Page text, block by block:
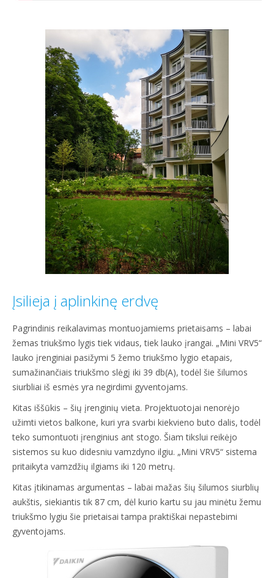
Įsilieja į aplinkinę erdvę
Pagrindinis reikalavimas montuojamiems prietaisams – labai
žemas triukšmo lygis tiek vidaus, tiek lauko įrangai. „Mini VRV5“
lauko įrenginiai pasižymi 5 žemo triukšmo lygio etapais,
sumažinančiais triukšmo slėgį iki 39 db(A), todėl šie šilumos
siurbliai iš esmės yra negirdimi gyventojams.
Kitas iššūkis – šių įrenginių vieta. Projektuotojai nenorėjo
užimti vietos balkone, kuri yra svarbi kiekvieno buto dalis, todėl
teko sumontuoti įrenginius ant stogo. Šiam tikslui reikėjo
sistemos su kuo didesniu vamzdyno ilgiu. „Mini VRV5“ sistema
pritaikyta vamzdžių ilgiams iki 120 metrų.
Kitas įtikinamas argumentas – labai mažas šių šilumos siurblių
aukštis, siekiantis tik 87 cm, dėl kurio kartu su jau minėtu žemu
triukšmo lygiu šie prietaisai tampa praktiškai nepastebimi
gyventojams.